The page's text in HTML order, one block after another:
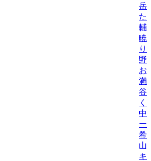
岳
た
輔/
暁
り
野
お
満/
谷
く
中
ー
希/
山
キ